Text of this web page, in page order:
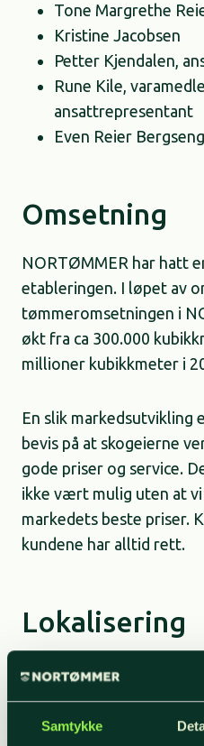
Samtykke
Tone Margrethe
Kristine Jacobsen
Petter Kjendalen,
Rune Kile,
ansattrepresentant
Even Reier
Omsetning
NORTØMMER har hatt
etableringen. I løpet av
tømmeromsetningen i
økt fra ca 300.000
millioner kubikkmeter i
En slik markedsutvikling
bevis på at skogeierne
gode priser og service.
ikke vært mulig uten at
markedets beste priser.
kundene har alltid rett.
Lokalisering
NORTØMMER har sitt